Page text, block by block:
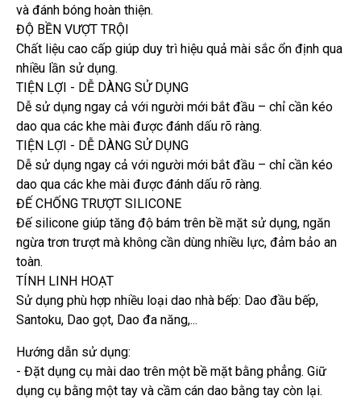
và đánh bóng hoàn thiện.
ĐỘ BỀN VƯỢT TRỘI
Chất liệu cao cấp giúp duy trì hiệu quả mài sắc ổn định qua
nhiều lần sử dụng.
TIỆN LỢI - DỄ DÀNG SỬ DỤNG
Dễ sử dụng ngay cả với người mới bắt đầu – chỉ cần kéo
dao qua các khe mài được đánh dấu rõ ràng.
TIỆN LỢI - DỄ DÀNG SỬ DỤNG
Dễ sử dụng ngay cả với người mới bắt đầu – chỉ cần kéo
dao qua các khe mài được đánh dấu rõ ràng.
ĐẾ CHỐNG TRƯỢT SILICONE
Đế silicone giúp tăng độ bám trên bề mặt sử dụng, ngăn
ngừa trơn trượt mà không cần dùng nhiều lực, đảm bảo an
toàn.
TÍNH LINH HOẠT
Sử dụng phù hợp nhiều loại dao nhà bếp: Dao đầu bếp,
Santoku, Dao gọt, Dao đa năng,...
Hướng dẫn sử dụng:
- Đặt dụng cụ mài dao trên một bề mặt bằng phẳng. Giữ
dụng cụ bằng một tay và cầm cán dao bằng tay còn lại.